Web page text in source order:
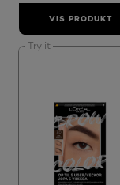
VIS PRODUKT
Try it